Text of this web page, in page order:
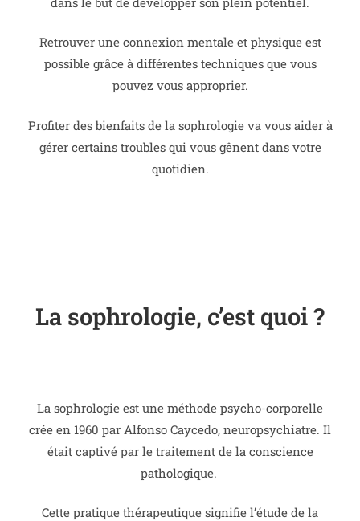
Retrouver une connexion mentale et physique est
possible grâce à différentes techniques que vous
pouvez vous approprier.
Profiter des bienfaits de la sophrologie va vous aider à
gérer certains troubles qui vous gênent dans votre
quotidien.
La sophrologie, c’est quoi ?
La sophrologie est une méthode psycho-corporelle
crée en 1960 par Alfonso Caycedo, neuropsychiatre. Il
était captivé par le traitement de la conscience
pathologique.
Cette pratique thérapeutique signifie l’étude de la